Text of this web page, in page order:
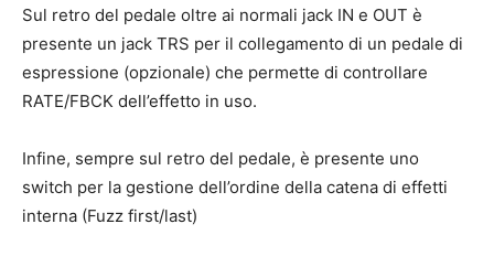
Sul retro del pedale oltre ai normali jack IN e OUT è
presente un jack TRS per il collegamento di un pedale di
espressione (opzionale) che permette di controllare
RATE/FBCK dell’effetto in uso.
Infine, sempre sul retro del pedale, è presente uno
switch per la gestione dell’ordine della catena di effetti
interna (Fuzz first/last)